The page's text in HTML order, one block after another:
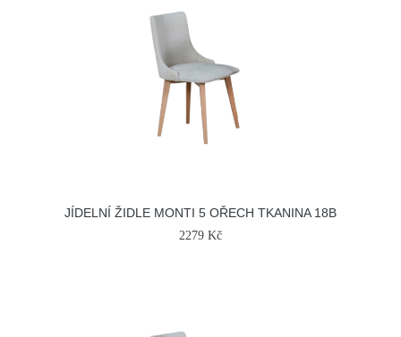
JÍDELNÍ ŽIDLE MONTI 5 OŘECH TKANINA 18B
2279 Kč